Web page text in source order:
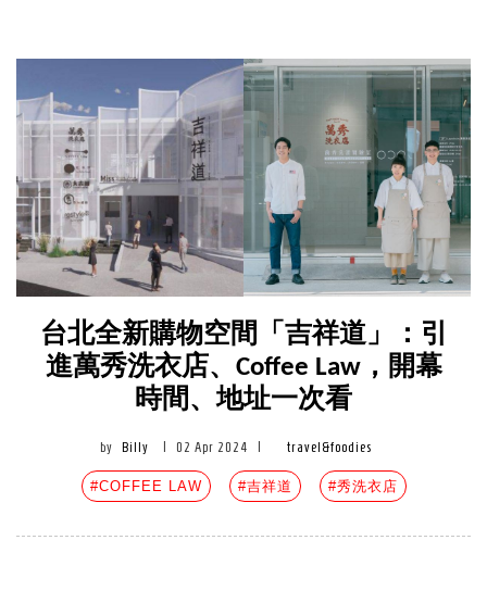
台北全新購物空間「吉祥道」：引
進萬秀洗衣店、Coffee Law，開幕
時間、地址一次看
by Billy 02 Apr 2024 travel&foodies
#COFFEE LAW #吉祥道 #秀洗衣店